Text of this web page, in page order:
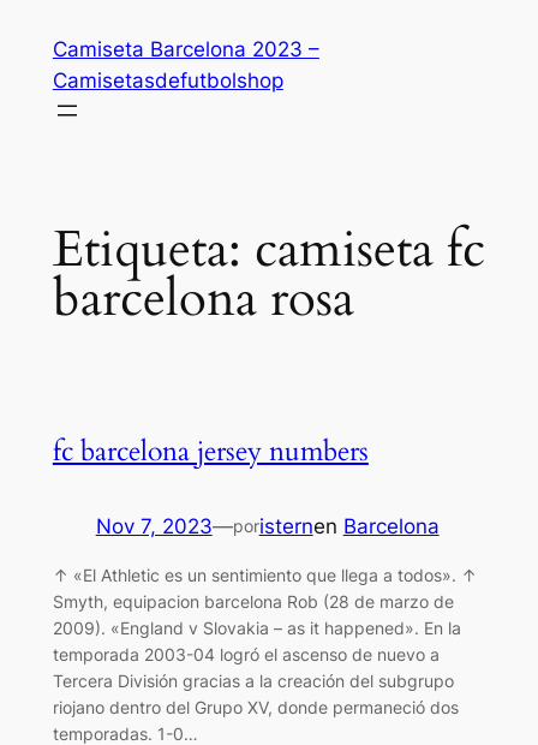
contenido
Camiseta Barcelona 2023 –
Camisetasdefutbolshop
Etiqueta: camiseta fc
barcelona rosa
fc barcelona jersey numbers
Nov 7, 2023—poristernen Barcelona
↑ «El Athletic es un sentimiento que llega a todos». ↑
Smyth, equipacion barcelona Rob (28 de marzo de
2009). «England v Slovakia – as it happened». En la
temporada 2003-04 logró el ascenso de nuevo a
Tercera División gracias a la creación del subgrupo
riojano dentro del Grupo XV, donde permaneció dos
temporadas. 1-0…